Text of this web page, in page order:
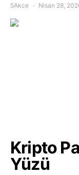
5Akce Nisan 28,
Kripto
Yüzü